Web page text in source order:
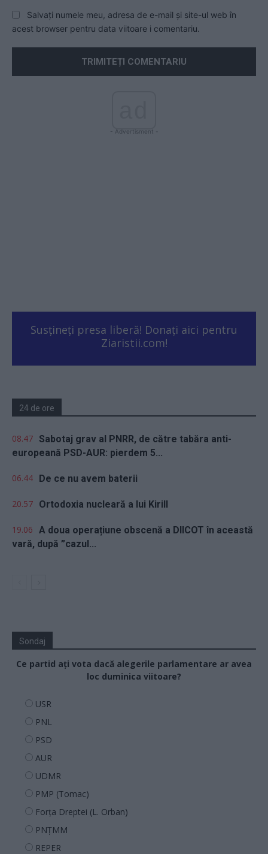
Salvați numele meu, adresa de e-mail și site-ul web în
acest browser pentru data viitoare i comentariu.
- Advertisment -
Susțineți presa liberă! Donați aici pentru
Ziaristii.com!
24 de ore
08.47 Sabotaj grav al PNRR, de către tabăra anti-
europeană PSD-AUR: pierdem 5...
06.44 De ce nu avem baterii
20.57 Ortodoxia nucleară a lui Kirill
19.06 A doua operațiune obscenă a DIICOT în această
vară, după ”cazul...
Sondaj
Ce partid ați vota dacă alegerile parlamentare ar avea
loc duminica viitoare?
USR
PNL
PSD
AUR
UDMR
PMP (Tomac)
Forța Dreptei (L. Orban)
PNȚMM
REPER